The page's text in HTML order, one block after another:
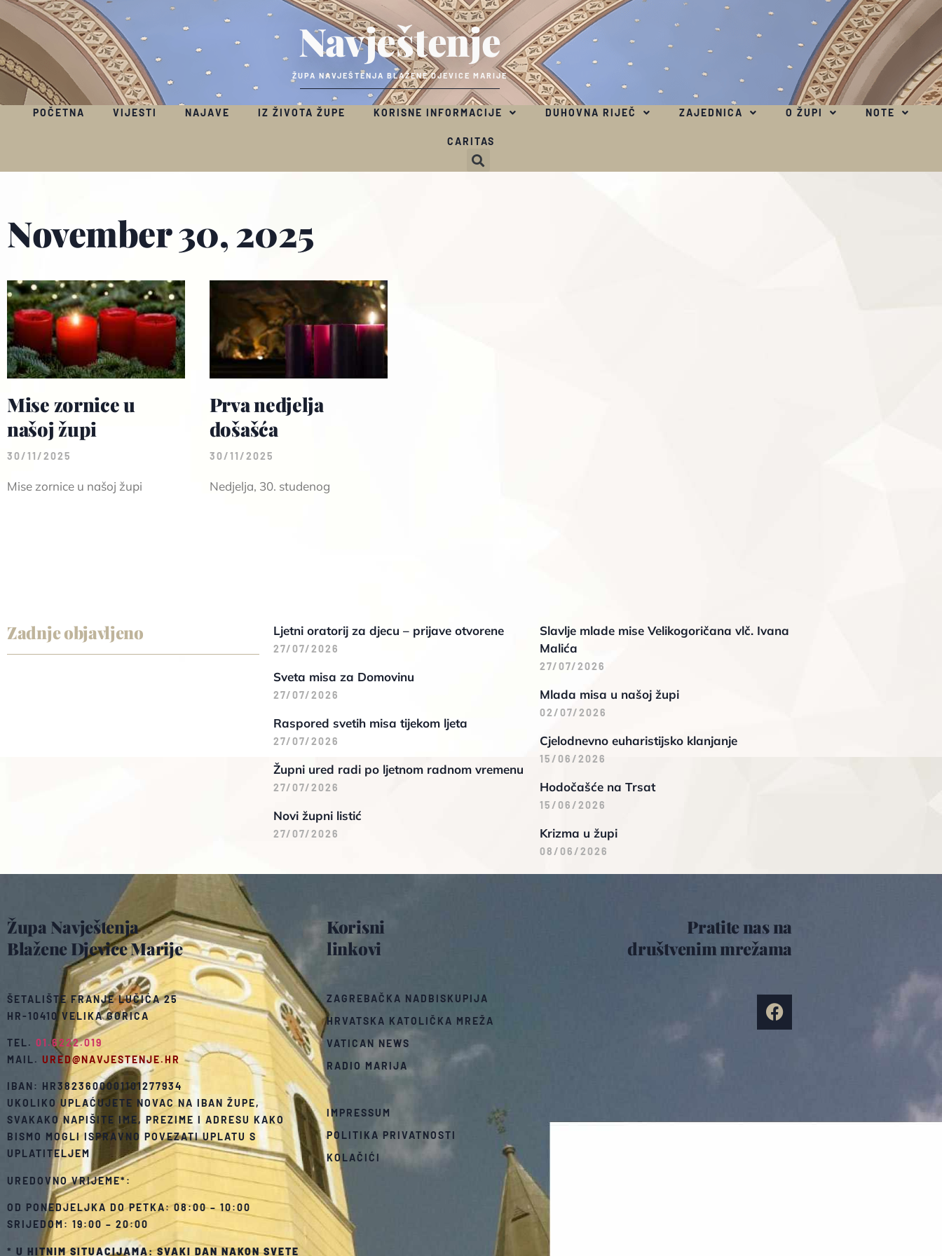
Navještenje
ŽUPA NAVJEŠTENJA BLAŽENE DJEVICE MARIJE
POČETNA VIJESTI NAJAVE IZ ŽIVOTA ŽUPE KORISNE INFORMACIJE DUHOVNA RIJEČ ZAJEDNICA O ŽUPI NOTE
CARITAS
November 30, 2025
Mise zornice u
našoj župi
30/11/2025
Mise zornice u našoj župi
Prva nedjelja
došašća
30/11/2025
Nedjelja, 30. studenog
Zadnje objavljeno Ljetni oratorij za djecu – prijave otvorene
27/07/2026
Sveta misa za Domovinu
27/07/2026
Raspored svetih misa tijekom ljeta
27/07/2026
Župni ured radi po ljetnom radnom vremenu
27/07/2026
Novi župni listić
27/07/2026
Slavlje mlade mise Velikogoričana vlč. Ivana
Malića
27/07/2026
Mlada misa u našoj župi
02/07/2026
Cjelodnevno euharistijsko klanjanje
15/06/2026
Hodočašće na Trsat
15/06/2026
Krizma u župi
08/06/2026
Župa Navještenja
Blažene Djevice Marije
ŠETALIŠTE FRANJE LUČIĆA 25
HR-10410 VELIKA GORICA
TEL. 01.6222.019
MAIL. URED@NAVJESTENJE.HR
IBAN: HR3823600001101277934
UKOLIKO UPLAĆUJETE NOVAC NA IBAN ŽUPE,
SVAKAKO NAPIŠITE IME, PREZIME I ADRESU KAKO
BISMO MOGLI ISPRAVNO POVEZATI UPLATU S
UPLATITELJEM
UREDOVNO VRIJEME*:
OD PONEDJELJKA DO PETKA: 08:00 – 10:00
SRIJEDOM: 19:00 – 20:00
* U HITNIM SITUACIJAMA: SVAKI DAN NAKON SVETE
Korisni
linkovi
ZAGREBAČKA NADBISKUPIJA
HRVATSKA KATOLIČKA MREŽA
VATICAN NEWS
RADIO MARIJA
IMPRESSUM
POLITIKA PRIVATNOSTI
KOLAČIĆI
Pratite nas na
društvenim mrežama